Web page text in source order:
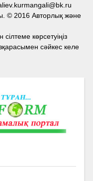
© 2016 Авторлық және
көрсетуіңіз
сәйкес келе